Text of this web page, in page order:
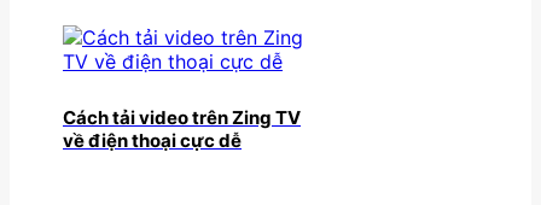
Cách tải video trên Zing TV
về điện thoại cực dễ